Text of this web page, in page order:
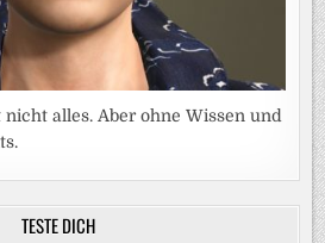
alles. Aber ohne Wissen und
TESTE DICH